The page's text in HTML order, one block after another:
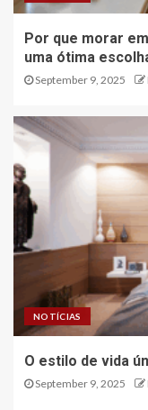
Por que morar
uma ótima
September 9, 2025
NOTÍCIAS
O estilo de vida
September 9, 2025